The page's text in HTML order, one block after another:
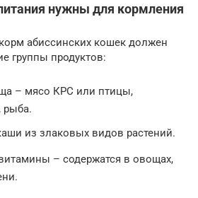
нужны для кормления
абиссинских кошек должен
группы продуктов:
– мясо КРС или птицы,
рыба.
из злаковых видов растений.
– содержатся в овощах,